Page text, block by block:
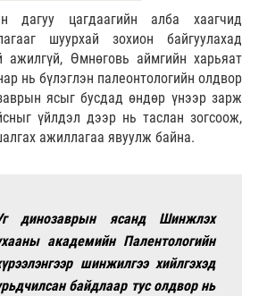
дагуу цагдаагийн алба хаагчид
шуурхай зохион байгуулахад
ажилгүй, Өмнөговь аймгийн харьяат
нь бүлэглэн палеонтологийн олдвор
ясыг бусдад өндөр үнээр зарж
үйлдэл дээр нь таслан зогсоож,
ажиллагаа явуулж байна.
динозаврын ясанд Шинжлэх
академийн Палентологийн
шинжилгээ хийлгэхэд
байдлаар тус олдвор нь